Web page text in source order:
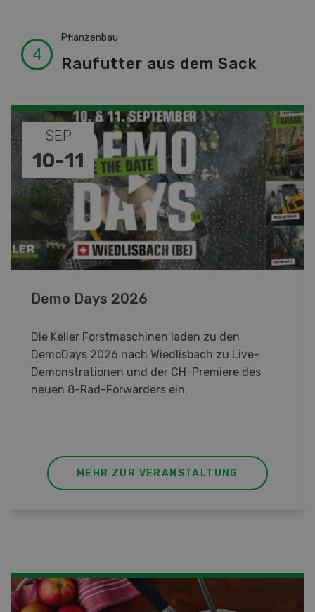
Pflanzenbau
Raufutter aus dem Sack
NOV
08-
DEZ
31
Paysannes, on vous aime !
Eine immersive Ausstellung, die den Frauen in
der Landwirtschaft der Westschweiz gewidmet
ist.
MEHR ZUR VERANSTALTUNG